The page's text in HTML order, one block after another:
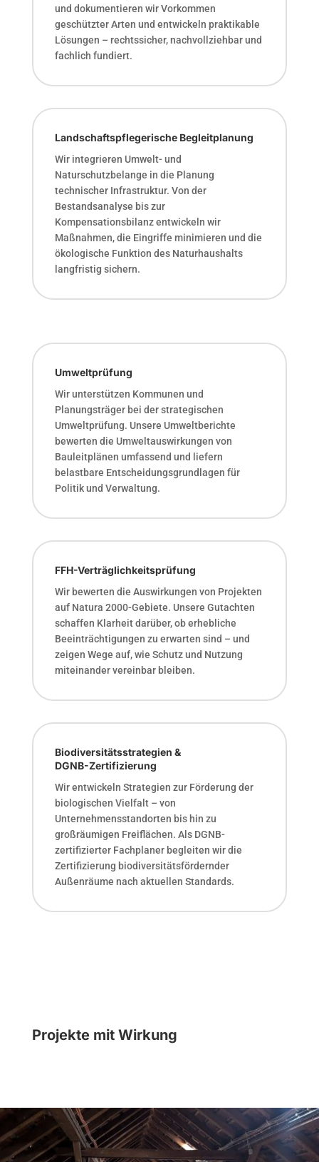
und dokumentieren wir Vorkommen
geschützter Arten und entwickeln praktikable
Lösungen – rechtssicher, nachvollziehbar und
fachlich fundiert.
Landschaftspflegerische Begleitplanung
Wir integrieren Umwelt- und
Naturschutzbelange in die Planung
technischer Infrastruktur. Von der
Bestandsanalyse bis zur
Kompensationsbilanz entwickeln wir
Maßnahmen, die Eingriffe minimieren und die
ökologische Funktion des Naturhaushalts
langfristig sichern.
Umweltprüfung
Wir unterstützen Kommunen und
Planungsträger bei der strategischen
Umweltprüfung. Unsere Umweltberichte
bewerten die Umweltauswirkungen von
Bauleitplänen umfassend und liefern
belastbare Entscheidungsgrundlagen für
Politik und Verwaltung.
FFH-Verträglichkeitsprüfung
Wir bewerten die Auswirkungen von Projekten
auf Natura 2000-Gebiete. Unsere Gutachten
schaffen Klarheit darüber, ob erhebliche
Beeinträchtigungen zu erwarten sind – und
zeigen Wege auf, wie Schutz und Nutzung
miteinander vereinbar bleiben.
Biodiversitätsstrategien &
DGNB-Zertifizierung
Wir entwickeln Strategien zur Förderung der
biologischen Vielfalt – von
Unternehmensstandorten bis hin zu
großräumigen Freiflächen. Als DGNB-
zertifizierter Fachplaner begleiten wir die
Zertifizierung biodiversitätsfördernder
Außenräume nach aktuellen Standards.
Projekte mit Wirkung